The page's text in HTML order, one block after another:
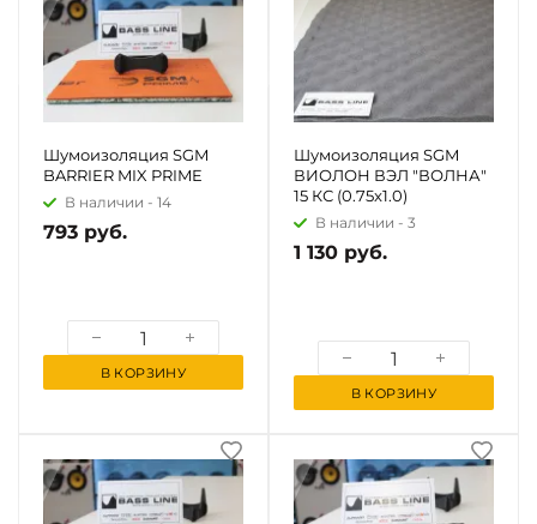
Шумоизоляция SGM
BARRIER MIX PRIME
В наличии - 14
793 руб.
В КОРЗИНУ
Шумоизоляция SGM
ВИОЛОН ВЭЛ "ВОЛНА"
15 КС (0.75x1.0)
В наличии - 3
1 130 руб.
В КОРЗИНУ